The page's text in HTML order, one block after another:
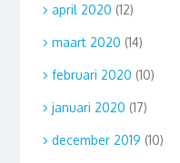
april 2020 (12)
maart 2020 (14)
februari 2020 (10)
januari 2020 (17)
december 2019 (10)